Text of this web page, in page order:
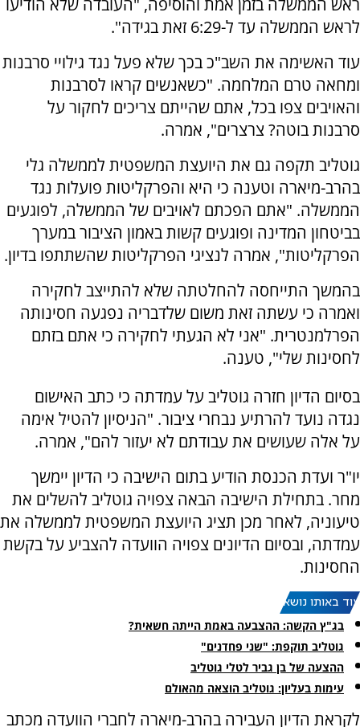
ראש הממשלה בזמן אמת והוסיפה, "העובדה שלא הודיעו
לראש הממשלה עד ל-6:29 זאת בגידה".
עוד האשימה את השב"כ בכך שלא פעל נגד גילויי סרבנות
ומחאה טרם המלחמה. "כשאנשים קראו לסרבנות
והאויבים צפו בכל, אתם שהייתם צריכים לחקור על
סרבנות בוטה? צרצרים", אמרה.
גוטליב תקפה גם את היועצת המשפטית לממשלה גלי
בהרב-מיארה וטענה כי היא והפרקליטות פועלות נגד
הממשלה. "אתם הפכתם לאויבים של הממשלה, לפוגעים
בביטחון המדינה ופוגעים קשות באמון הציבור במערך
הפרקליטות", אמרה לנציגי הפרקליטות שהשתתפו בדיון.
בהמשך התייחסה להחלטתה שלא להתייצב לחקירה
ואמרה כי עשתה זאת משום שלדבריה נפגעה חסינותה
הפרלמנטרית. "אני לא הגעתי לחקירה כי אתם בזתם
לחסינות שלי", טענה.
בסיום הדיון חזרה גוטליב על עמדתה כי כתב האישום
נגדה נועד להרתיע נבחרי ציבור. "הניסיון להטיל אימה
על אלה שעושים את עבודתם לא יעזור להם", אמרה.
יו"ר ועדת הכנסת הודיע בתום הישיבה כי הדיון יימשך
מחר. בתחילת הישיבה הבאה צפויה גוטליב להשלים את
טיעוניה, לאחר מכן תציג היועצת המשפטית לממשלה את
עמדתה, ובסיום הדיונים צפויה הוועדה להצביע על בקשת
החסינות.
עוד באותו נושא:
בג"ץ הקשה: ההצבעה באמת הייתה חשאית?
גוטליב תוקפת: "שני פחדנים"
ההצעה של בן גביר לטלי גוטליב
עימות בעליון: גוטליב הוצאה מהאולם
לקראת הדיון העבירה בהרב-מיארה לחברי הוועדה מכתב